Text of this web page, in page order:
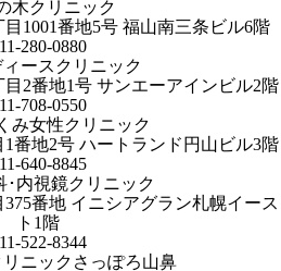
木クリニック
1001番地5号 福山南三条ビル6階
280-0880
ースクリニック
2番地1号 サンエーアインビル2階
708-0550
み女性クリニック
番地2号 ハートランド円山ビル3階
640-8845
･内視鏡クリニック
番地 イニシアグラン札幌イース
ト1階
522-8344
ニックさっぽろ山鼻